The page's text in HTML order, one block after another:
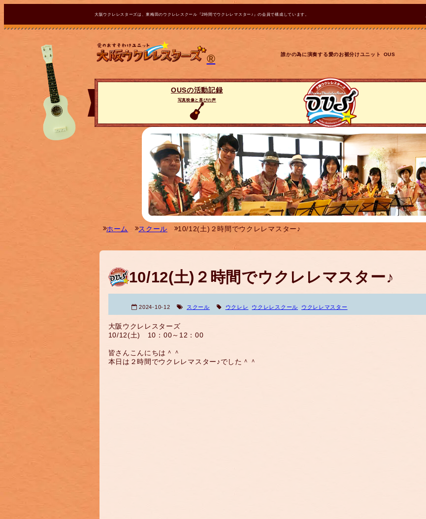
大阪ウクレレスターズは、東梅田のウクレレスクール『2時間でウクレレマスター♪』の会員で構成しています。
® 誰かの為に演奏する愛のお裾分けユニット OUS
OUSの活動記録
写真映像と喜びの声
ホーム スクール 10/12(土)２時間でウクレレマスター♪
10/12(土)２時間でウクレレマスター♪
2024-10-12 スクール ウクレレ ウクレレスクール ウクレレマスター
大阪ウクレレスターズ
10/12(土) 10：00～12：00
皆さんこんにちは＾＾
本日は２時間でウクレレマスター♪でした＾＾